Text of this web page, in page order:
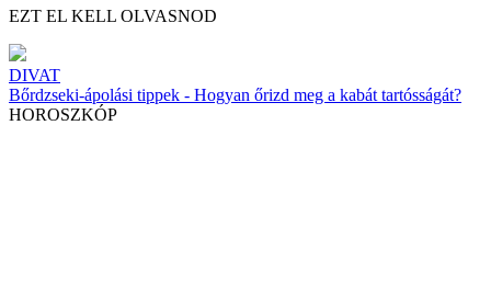
EZT EL KELL OLVASNOD
DIVAT
Bőrdzseki-ápolási tippek - Hogyan őrizd meg a kabát tartósságát?
HOROSZKÓP